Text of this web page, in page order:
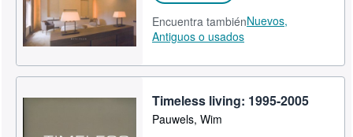
Encuentra tambiénNuevos,
Antiguos o usados
Timeless living: 1995-2005
Pauwels, Wim